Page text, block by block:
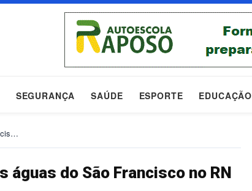
SEGURANÇA SAÚDE ESPORTE EDUCAÇÃO
águas do São Francisco no RN